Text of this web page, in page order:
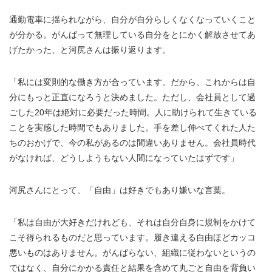
通勤電車に揺られながら、自分が自分らしくなくなっていくこと
が分かる。がんばって無理している自分をとにかく解放させてあ
げたかった、と河尻さんは振り返ります。
「私には変則的な働き方が合っています。だから、これからは自
分にもっと正直になろうと決めました。ただし、会社員として過
ごした20年は絶対に必要だった時間。人に助けられて生きている
ことを実感した時間でもありました。手を差し伸べてくれた人た
ちのおかげで、今の私があるのは間違いありません。会社員時代
がなければ、どうしようもない人間になっていたはずです」
河尻さんにとって、「自由」は好きでもあり嫌いな言葉。
「私は自由が大好きだけれども、それは自分自身に規制をかけて
こそ得られるものだと思っています。履き違える自由ほどカッコ
悪いものはありません。がんばらない、組織に従わないというの
ではなく、自分にかかる責任と結果を含めて丸ごと自由を背負い